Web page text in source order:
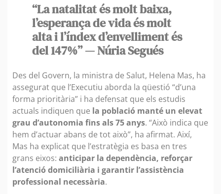
“La natalitat és molt baixa,
l’esperança de vida és molt
alta i l’índex d’envelliment és
del 147%” — Núria Segués
Des del Govern, la ministra de Salut, Helena Mas, ha
assegurat que l’Executiu aborda la qüestió “d’una
forma prioritària” i ha defensat que els estudis
actuals indiquen que la població manté un elevat
grau d’autonomia fins als 75 anys. “Això indica que
hem d’actuar abans de tot això”, ha afirmat. Així,
Mas ha explicat que l’estratègia es basa en tres
grans eixos: anticipar la dependència, reforçar
l’atenció domiciliària i garantir l’assistència
professional necessària.